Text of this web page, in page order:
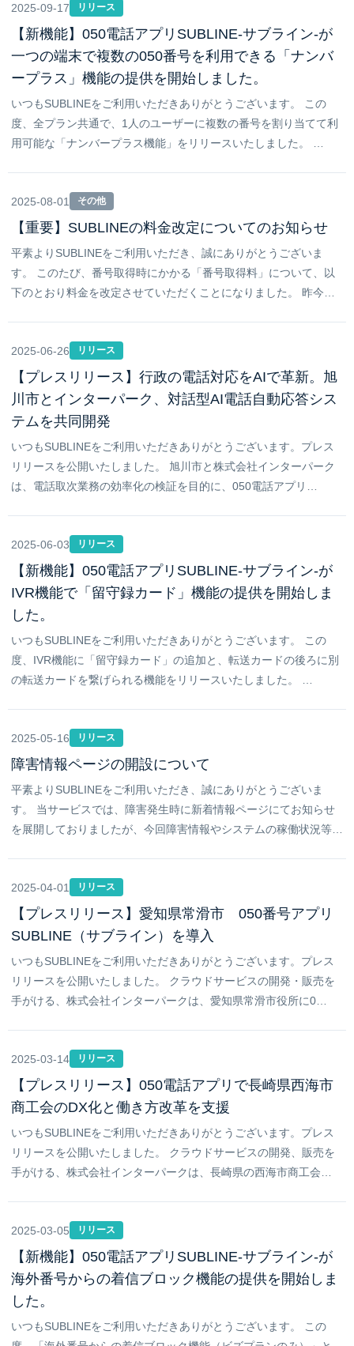
2025-09-17 リリース
【新機能】050電話アプリSUBLINE-サブライン-が
一つの端末で複数の050番号を利用できる「ナンバ
ープラス」機能の提供を開始しました。
いつもSUBLINEをご利用いただきありがとうございます。 この
度、全プラン共通で、1人のユーザーに複数の番号を割り当てて利
用可能な「ナンバープラス機能」をリリースいたしました。 …
2025-08-01 その他
【重要】SUBLINEの料金改定についてのお知らせ
平素よりSUBLINEをご利用いただき、誠にありがとうございま
す。 このたび、番号取得時にかかる「番号取得料」について、以
下のとおり料金を改定させていただくことになりました。 昨今…
2025-06-26 リリース
【プレスリリース】行政の電話対応をAIで革新。旭
川市とインターパーク、対話型AI電話自動応答シス
テムを共同開発
いつもSUBLINEをご利用いただきありがとうございます。プレス
リリースを公開いたしました。 旭川市と株式会社インターパーク
は、電話取次業務の効率化の検証を目的に、050電話アプリ…
2025-06-03 リリース
【新機能】050電話アプリSUBLINE-サブライン-が
IVR機能で「留守録カード」機能の提供を開始しま
した。
いつもSUBLINEをご利用いただきありがとうございます。 この
度、IVR機能に「留守録カード」の追加と、転送カードの後ろに別
の転送カードを繋げられる機能をリリースいたしました。 …
2025-05-16 リリース
障害情報ページの開設について
平素よりSUBLINEをご利用いただき、誠にありがとうございま
す。 当サービスでは、障害発生時に新着情報ページにてお知らせ
を展開しておりましたが、今回障害情報やシステムの稼働状況等…
2025-04-01 リリース
【プレスリリース】愛知県常滑市 050番号アプリ
SUBLINE（サブライン）を導入
いつもSUBLINEをご利用いただきありがとうございます。プレス
リリースを公開いたしました。 クラウドサービスの開発・販売を
手がける、株式会社インターパークは、愛知県常滑市役所に0…
2025-03-14 リリース
【プレスリリース】050電話アプリで長崎県西海市
商工会のDX化と働き方改革を支援
いつもSUBLINEをご利用いただきありがとうございます。プレス
リリースを公開いたしました。 クラウドサービスの開発、販売を
手がける、株式会社インターパークは、長崎県の西海市商工会…
2025-03-05 リリース
【新機能】050電話アプリSUBLINE-サブライン-が
海外番号からの着信ブロック機能の提供を開始しま
した。
いつもSUBLINEをご利用いただきありがとうございます。 この